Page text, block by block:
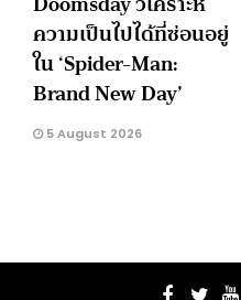
ความเป็นไปได้ที่ซ่อนอยู่
ใน ‘Spider-Man:
Brand New Day’
5 August 2026